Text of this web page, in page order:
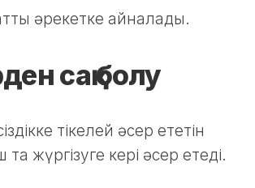
әрекетке айналады.
сақ болу
тікелей әсер ететін
та жүргізуге кері әсер етеді.